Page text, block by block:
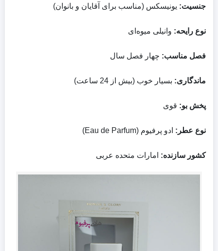
جنسیت: یونیسکس (مناسب برای آقایان و بانوان)
نوع رایحه: وانیلی میوه‌ای
فصل مناسب: چهار فصل سال
ماندگاری: بسیار خوب (بیش از 24 ساعت)
پخش بو: قوی
نوع عطر: ادو پرفیوم (Eau de Parfum)
کشور سازنده: امارات متحده عربی